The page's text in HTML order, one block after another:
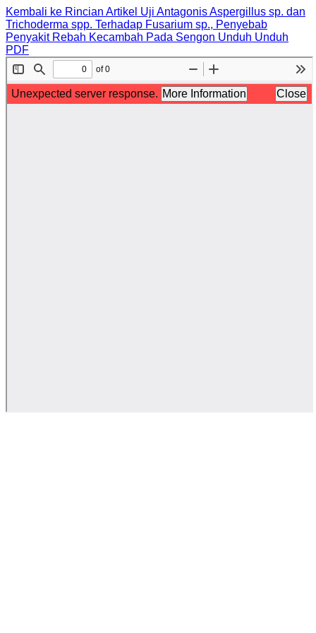
Kembali ke Rincian Artikel Uji Antagonis Aspergillus sp. dan
Trichoderma spp. Terhadap Fusarium sp., Penyebab
Penyakit Rebah Kecambah Pada Sengon Unduh Unduh
PDF